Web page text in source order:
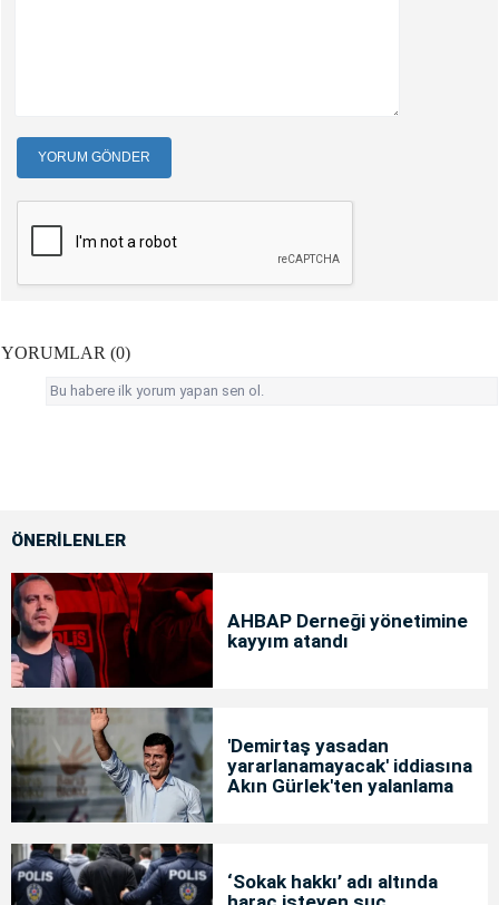
YORUM GÖNDER
YORUMLAR (0)
Bu habere ilk yorum yapan sen ol.
ÖNERİLENLER
AHBAP Derneği yönetimine
kayyım atandı
'Demirtaş yasadan
yararlanamayacak' iddiasına
Akın Gürlek'ten yalanlama
‘Sokak hakkı’ adı altında